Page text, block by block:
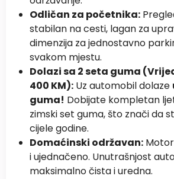
Odličan za početnika:
stabilan na cesti, lagan za
dimenzija za jednostavno
svakom mjestu.
Dolazi sa 2 seta guma
400 KM): Uz automobil dolaze
guma! Dobijate kompletan
zimski set guma, što znači da
cijele godine.
Domaćinski održavan:
i ujednačeno. Unutrašnjost
maksimalno čista i uredna.